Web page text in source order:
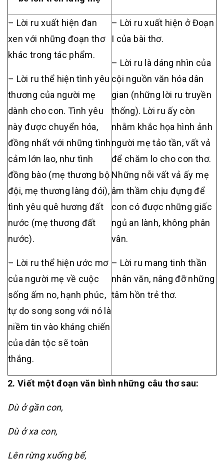
– Lời ru xuất hiện đan
xen với những đoạn thơ
khác trong tác phẩm.
– Lời ru thể hiện tình yêu
thương của người mẹ
dành cho con. Tình yêu
này được chuyển hóa,
đồng nhất với những tình
cảm lớn lao, như tình
đồng bào (mẹ thương bộ
đội, mẹ thương làng đói),
tình yêu quê hương đất
nước (mẹ thương đất
nước).
– Lời ru thể hiện ước mơ
của người mẹ về cuộc
sống ấm no, hạnh phúc,
tự do song song với nó là
niềm tin vào kháng chiến
của dân tộc sẽ toàn
thắng.
– Lời ru xuất hiện ở Đoạn
I của bài thơ.
– Lời ru là dáng nhìn của
cội nguồn văn hóa dân
gian (những lời ru truyền
thống). Lời ru ấy còn
nhằm khắc họa hình ảnh
người mẹ tảo tần, vất vả
để chăm lo cho con thơ.
Những nỗi vất vả ấy mẹ
âm thầm chịu đựng để
con có được những giấc
ngủ an lành, không phân
vân.
– Lời ru mang tinh thần
nhân văn, nâng đỡ những
tâm hồn trẻ thơ.
2. Viết một đoạn văn bình những câu thơ sau:
Dù ở gần con,
Dù ở xa con,
Lên rừng xuống bể,